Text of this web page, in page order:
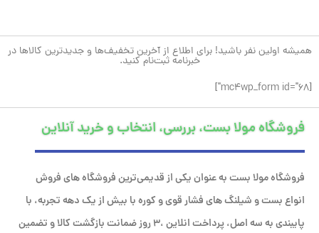
همیشه اولین نفر باشید! برای اطلاع از آخرین تخفیف‌ها و جدیدترین کالاها در
خبرنامه ثبت‌نام کنید.
[mc4wp_form id="68"]
فروشگاه مولا بست، بررسی، انتخاب و خرید آنلاین
فروشگاه مولا بست به عنوان یکی از قدیمی‌ترین فروشگاه های فروش
انواع بست و شیلنگ های فشار قوی و کوره با بیش از یک دهه تجربه، با
پایبندی به سه اصل، پرداخت انلاین ،۳ روز ضمانت بازگشت کالا و تضمین